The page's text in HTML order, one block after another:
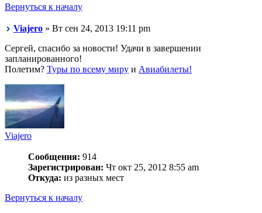
Вернуться к началу
Viajero » Вт сен 24, 2013 19:11 pm
Сергей, спасибо за новости! Удачи в завершении
запланированного!
Полетим? Туры по всему миру и Авиабилеты!
Viajero
Сообщения: 914
Зарегистрирован: Чт окт 25, 2012 8:55 am
Откуда: из разных мест
Вернуться к началу